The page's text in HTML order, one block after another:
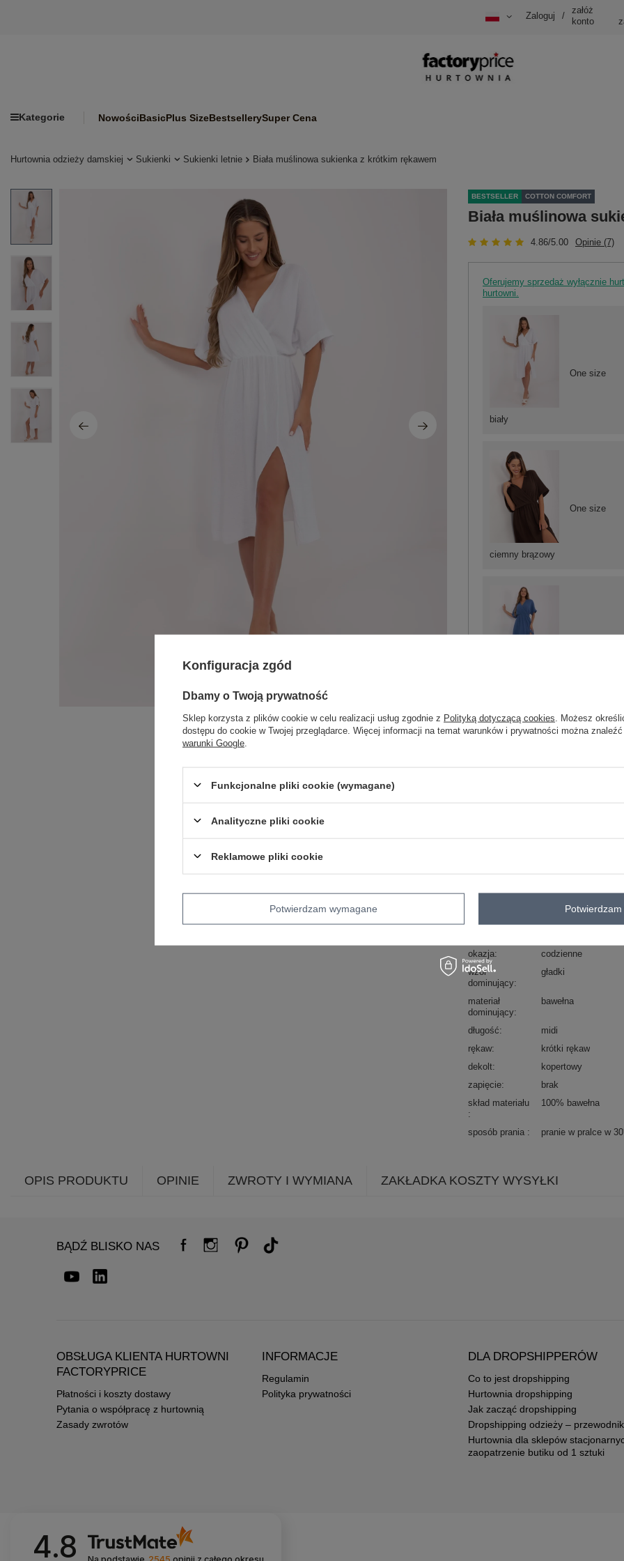
Zaloguj /
załóż
konto
Kategorie NowościBasicPlus SizeBestsellerySuper Cena
Hurtownia odzieży damskiej Sukienki Sukienki letnie Biała muślinowa sukienka z krótkim rękawem
BESTSELLER COTTON COMFORT
Biała muślinowa
4.86/5.00 Opinie (7)
Oferujemy sprzedaż wyłącznie
hurtowni.
ciemny brązowy
One size
biały
One size
okazja
codzienne
wzór
dominujący
gładki
materiał
dominujący
bawełna
długość
midi
rękaw
krótki rękaw
dekolt
kopertowy
zapięcie
brak
skład materiału
100% bawełna
sposób prania pranie w pralce w
OPIS PRODUKTU OPINIE ZWROTY I WYMIANA ZAKŁADKA KOSZTY WYSYŁKI
BĄDŹ BLISKO NAS
OBSŁUGA KLIENTA HURTOWNI
FACTORYPRICE
Płatności i koszty dostawy
Pytania o współpracę z hurtownią
Zasady zwrotów
INFORMACJE
Regulamin
Polityka prywatności
DLA DROPSHIPPERÓW
Co to jest dropshipping
Hurtownia dropshipping
Jak zacząć dropshipping
Dropshipping odzieży – przewodnik
Hurtownia dla sklepów
zaopatrzenie butiku od 1 sztuki
4.8
Konfiguracja zgód
Dbamy o Twoją prywatność
Sklep korzysta z plików cookie w celu realizacji usług zgodnie z Polityką dotyczącą cookies . Możesz
dostępu do cookie w Twojej przeglądarce. Więcej informacji na temat warunków i prywatności można
warunki Google
Funkcjonalne pliki cookie (wymagane)
Analityczne pliki cookie
Reklamowe pliki cookie
Potwierdzam wymagane